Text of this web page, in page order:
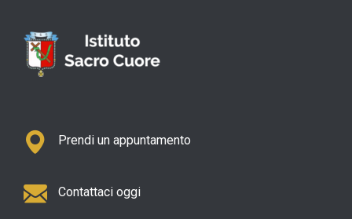
Prendi un appuntamento
Contattaci oggi